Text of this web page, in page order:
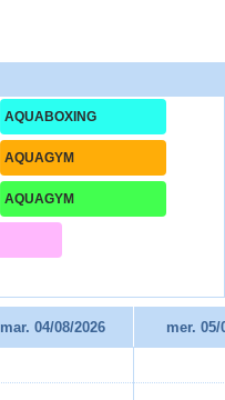
AQUABOXING
AQUAGYM
AQUAGYM
mar. 04/08/2026 mer. 05/